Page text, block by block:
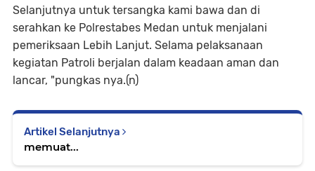
Selanjutnya untuk tersangka kami bawa dan di
serahkan ke Polrestabes Medan untuk menjalani
pemeriksaan Lebih Lanjut. Selama pelaksanaan
kegiatan Patroli berjalan dalam keadaan aman dan
lancar, "pungkas nya.(n)
Artikel Selanjutnya
memuat...